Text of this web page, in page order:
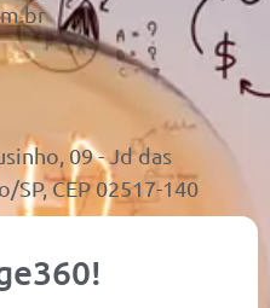
09 - Jd das
SP, CEP 02517-140